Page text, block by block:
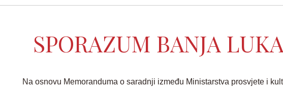
SPORAZUM BANJA
Na osnovu Memoranduma o saradnji između Ministarstva prosvjete i